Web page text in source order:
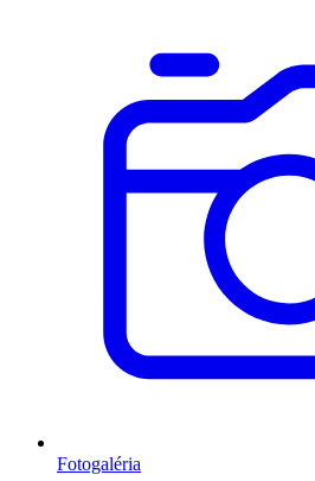
Fotogaléria